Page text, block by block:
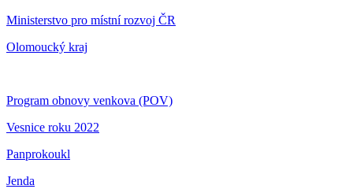
Ministerstvo pro místní rozvoj ČR
Olomoucký kraj
Program obnovy venkova (POV)
Vesnice roku 2022
Panprokoukl
Jenda